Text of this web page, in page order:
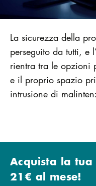
La sicurezza della
perseguito da tutti, e
rientra tra le opzioni
e il proprio spazio
intrusione di
Acquista la
21€ al mese!